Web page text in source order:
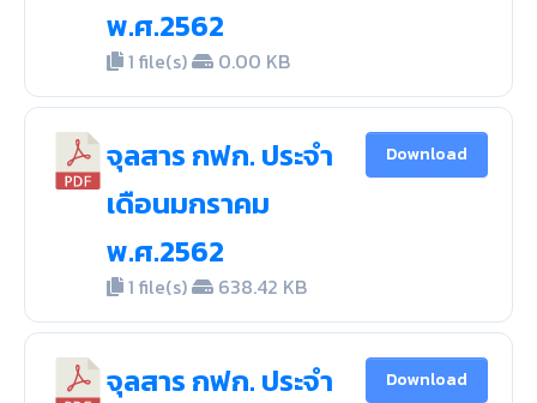
พ.ศ.2562
1 file(s) 0.00 KB
จุลสาร กฟก. ประจำ
เดือนมกราคม
พ.ศ.2562
1 file(s) 638.42 KB
Download
จุลสาร กฟก. ประจำ
Download